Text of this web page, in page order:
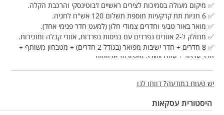
✅ מיקום מעולה בסמיכות לצירים ראשיים ז'בוטינסקי והרכבת הקלה.
✅ 6 חניות תת קרקעיות תוספת תשלום 120 אש"ח לחניה.
✅ מואר באור טבעי וחדרים צמודי חלון (למעט חדר פנימי אחד).
✅ מחולק ל-2 אזורים נפרדים עם כניסות נפרדות, אזורי קבלה ומזכירות.
✅ 8 חדרים + חדר ישיבות מפואר (בגודל 2 חדרים) + מטבחון משותף +
חדר ארכיב + אזורי ישיבה ומזכירות מרווחים.
✅ ניתן להוציא את השוכר הקיים בהודעה מוקדמת לבקשת הרוכש (במידה
הוצאות).
לתיאום סיור בנכס: מרכז הנדל"ן למסחר 058-6282801.
יש טעות במודעה? דווחו לנו
היסטורית עסקאות